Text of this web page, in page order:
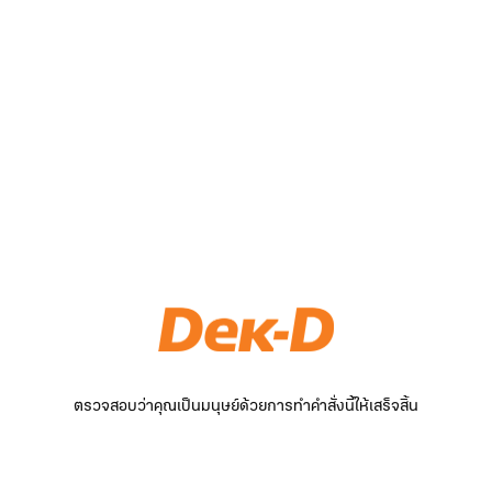
ตรวจสอบว่าคุณเป็นมนุษย์ด้วยการทำคำสั่งนี้ให้เสร็จสิ้น